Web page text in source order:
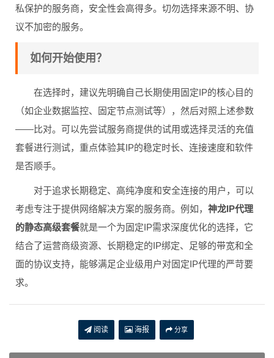
私保护的服务商，安全性会高得多。切勿选择来源不明、协
议不加密的服务。
如何开始使用？
在选择时，建议先明确自己长期使用固定IP的核心目的
（如企业数据监控、固定节点测试等），然后对照上述参数
——比对。可以先尝试服务商提供的试用或选择灵活的充值
套餐进行测试，重点体验其IP的稳定时长、连接速度和软件
是否顺手。
对于追求长期稳定、高纯净度和安全连接的用户，可以
考虑专注于提供网络解决方案的服务商。例如， 神龙IP代理
的静态高级套餐就是一个为固定IP需求深度优化的选择，它
结合了运营商级资源、长期稳定的IP绑定、足够的带宽和全
面的协议支持，能够满足企业级用户对固定IP代理的严苛要
求。
阅读 海报 分享